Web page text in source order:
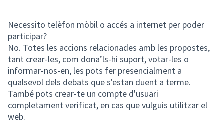
Necessito telèfon mòbil o accés a internet per poder
participar?
No. Totes les accions relacionades amb les propostes,
tant crear-les, com dona’ls-hi suport, votar-les o
informar-nos-en, les pots fer presencialment a
qualsevol dels debats que s'estan duent a terme.
També pots crear-te un compte d'usuari
completament verificat, en cas que vulguis utilitzar el
web.